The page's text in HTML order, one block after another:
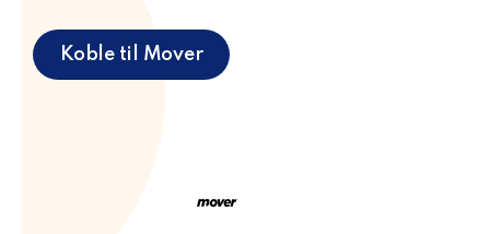
Koble til Mover